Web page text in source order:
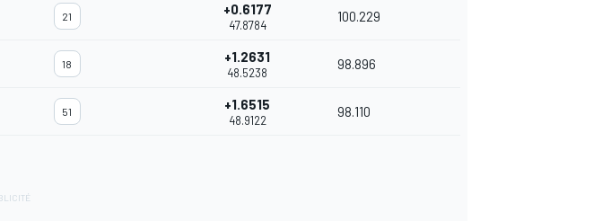
21 +0.6177
47.8784
100.229
18 +1.2631
48.5238
98.896
51 +1.6515
48.9122
98.110